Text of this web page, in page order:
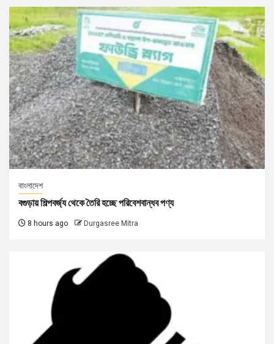
বাংলাদেশ
বগুড়ায় শিল্পবর্জ্য থেকে তৈরি হচ্ছে পরিবেশবান্ধব পণ্য
8 hours ago Durgasree Mitra